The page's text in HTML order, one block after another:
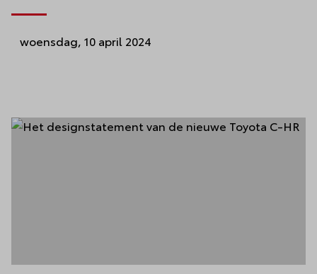
woensdag, 10 april 2024